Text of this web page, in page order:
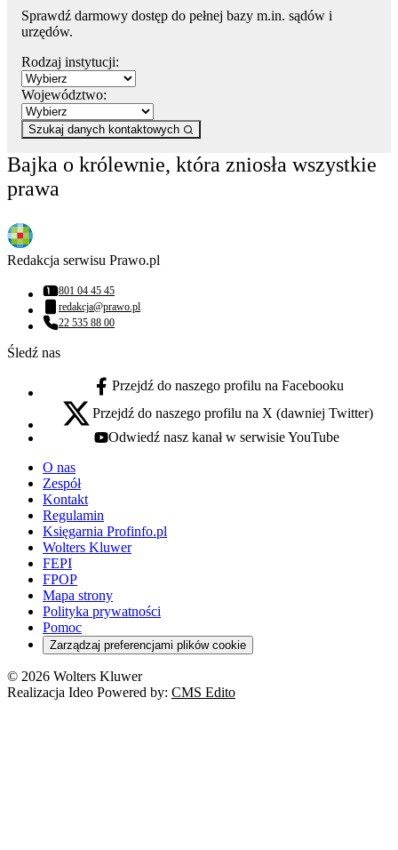
Sprawdź darmowy dostęp do pełnej bazy m.in. sądów i
urzędów.
Rodzaj instytucji:
Województwo:
Szukaj danych kontaktowych
Bajka o królewnie, która zniosła wszystkie
prawa
Redakcja serwisu Prawo.pl
Numer telefonu:
801 04 45 45
Adres email:
redakcja@prawo.pl
Numer telefonu:
22 535 88 00
Śledź nas
facebook - otwiera się w nowej karcie
Przejdź do naszego profilu na Facebooku
x - otwiera się w nowej karcie
Przejdź do naszego profilu na X (dawniej Twitter)
youtube - otwiera się w nowej karcie
Odwiedź nasz kanał w serwisie YouTube
O nas
Zespół
Kontakt
Regulamin
Księgarnia Profinfo.pl
Wolters Kluwer
FEPI
FPOP
Mapa strony
Polityka prywatności
Pomoc
Zarządzaj preferencjami plików cookie
© 2026 Wolters Kluwer
Realizacja Ideo Powered by: CMS Edito